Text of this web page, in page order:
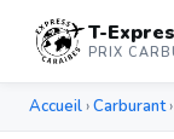
T-
PRIX
Accueil ›Carburant›